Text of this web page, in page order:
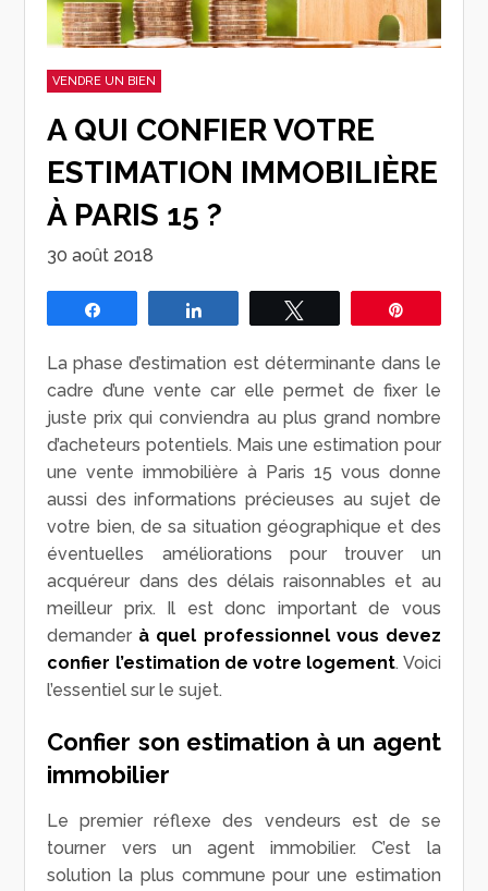
VENDRE UN BIEN
A QUI CONFIER VOTRE
ESTIMATION IMMOBILIÈRE
À PARIS 15 ?
30 août 2018
La phase d’estimation est déterminante dans le
cadre d’une vente car elle permet de fixer le
juste prix qui conviendra au plus grand nombre
d’acheteurs potentiels. Mais une estimation pour
une vente immobilière à Paris 15 vous donne
aussi des informations précieuses au sujet de
votre bien, de sa situation géographique et des
éventuelles améliorations pour trouver un
acquéreur dans des délais raisonnables et au
meilleur prix. Il est donc important de vous
demander à quel professionnel vous devez
confier l’estimation de votre logement. Voici
l’essentiel sur le sujet.
Confier son estimation à un agent
immobilier
Le premier réflexe des vendeurs est de se
tourner vers un agent immobilier. C’est la
solution la plus commune pour une estimation